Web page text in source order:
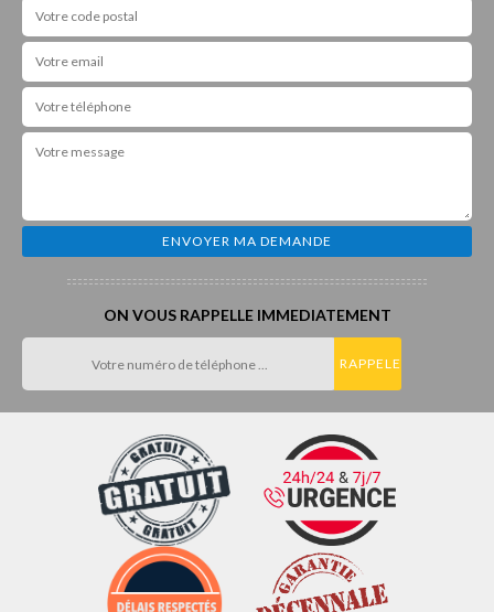
ON VOUS RAPPELLE IMMEDIATEMENT